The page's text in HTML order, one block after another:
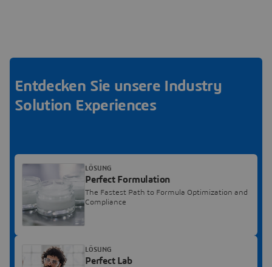
Entdecken Sie unsere Industry
Solution Experiences
Perfect Formulation
The Fastest Path to Formula Optimization and
Compliance
LÖSUNG
Perfect Lab
LÖSUNG